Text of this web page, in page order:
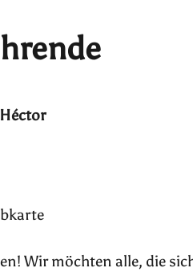
Wir möchten alle, die